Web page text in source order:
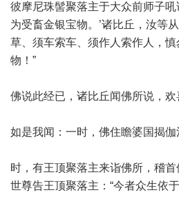
彼摩尼珠髻聚落主于大众前师子吼
为受畜金银宝物。’诸比丘，汝等
草、须车索车、须作人索作人，
物！”
佛说此经已，诸比丘闻佛所说，欢
如是我闻：一时，佛住瞻婆国揭伽
时，有王顶聚落主来诣佛所，稽首
世尊告王顶聚落主：“今者众生依